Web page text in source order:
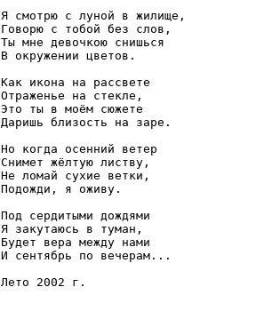
Я смотрю с луной в жилище,
Говорю с тобой без слов,
Ты мне девочкою снишься
В окружении цветов.
Как икона на рассвете
Отраженье на стекле,
Это ты в моём сюжете
Даришь близость на заре.
Но когда осенний ветер
Снимет жёлтую листву,
Не ломай сухие ветки,
Подожди, я оживу.
Под сердитыми дождями
Я закутаюсь в туман,
Будет вера между нами
И сентябрь по вечерам...